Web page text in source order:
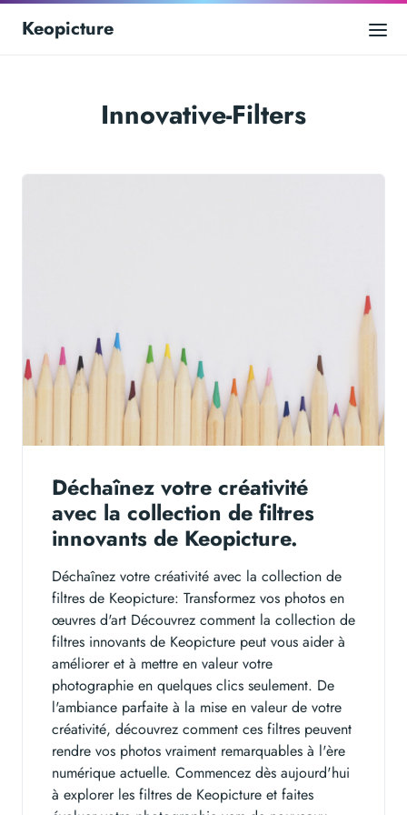
Keopicture
Innovative-Filters
Déchaînez votre créativité
avec la collection de filtres
innovants de Keopicture.
Déchaînez votre créativité avec la collection de
filtres de Keopicture: Transformez vos photos en
œuvres d'art Découvrez comment la collection de
filtres innovants de Keopicture peut vous aider à
améliorer et à mettre en valeur votre
photographie en quelques clics seulement. De
l'ambiance parfaite à la mise en valeur de votre
créativité, découvrez comment ces filtres peuvent
rendre vos photos vraiment remarquables à l'ère
numérique actuelle. Commencez dès aujourd'hui
à explorer les filtres de Keopicture et faites